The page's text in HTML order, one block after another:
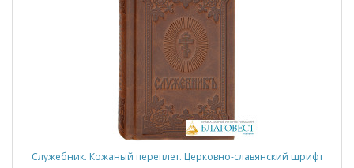
Служебник. Кожаный переплет. Церковно-славянский шрифт